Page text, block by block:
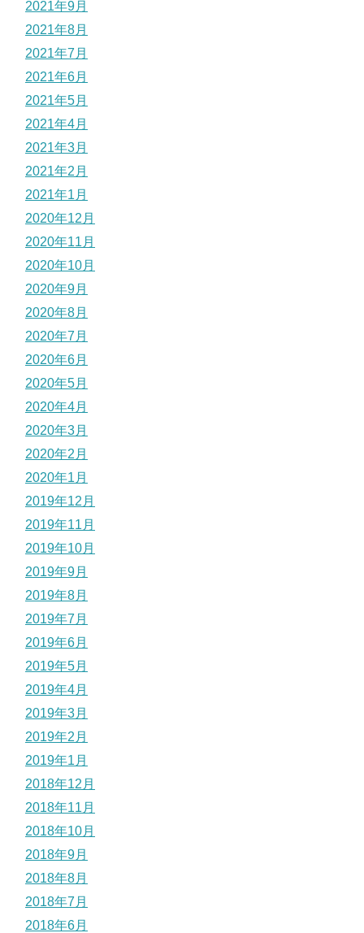
2021年9月
2021年8月
2021年7月
2021年6月
2021年5月
2021年4月
2021年3月
2021年2月
2021年1月
2020年12月
2020年11月
2020年10月
2020年9月
2020年8月
2020年7月
2020年6月
2020年5月
2020年4月
2020年3月
2020年2月
2020年1月
2019年12月
2019年11月
2019年10月
2019年9月
2019年8月
2019年7月
2019年6月
2019年5月
2019年4月
2019年3月
2019年2月
2019年1月
2018年12月
2018年11月
2018年10月
2018年9月
2018年8月
2018年7月
2018年6月